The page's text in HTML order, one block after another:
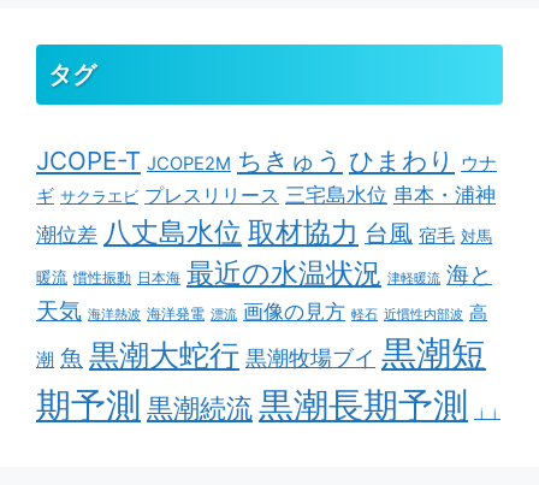
タグ
JCOPE-T JCOPE2M ちきゅう ひまわり
ウナ
ギ サクラエビ プレスリリース 三宅島水位 串本・浦神
潮位差 八丈島水位 取材協力 台風 宿毛 対馬
暖流 慣性振動 日本海 最近の水温状況 津軽暖流 海と
天気 海洋熱波 海洋発電 漂流 画像の見方 軽石 近慣性内部波 高
潮 魚 黒潮大蛇行 黒潮牧場ブイ 黒潮短
期予測 黒潮続流黒潮長期予測 ｊｊ